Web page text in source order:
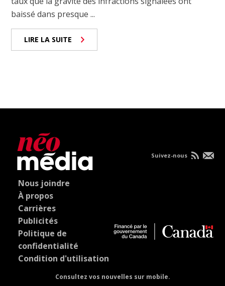
baissé dans presque ...
LIRE LA SUITE
Nous joindre
À propos
Carrières
Publicités
Politique de
confidentialité
Condition d'utilisation
Consultez vos nouvelles sur mobile.
Suivez-nous